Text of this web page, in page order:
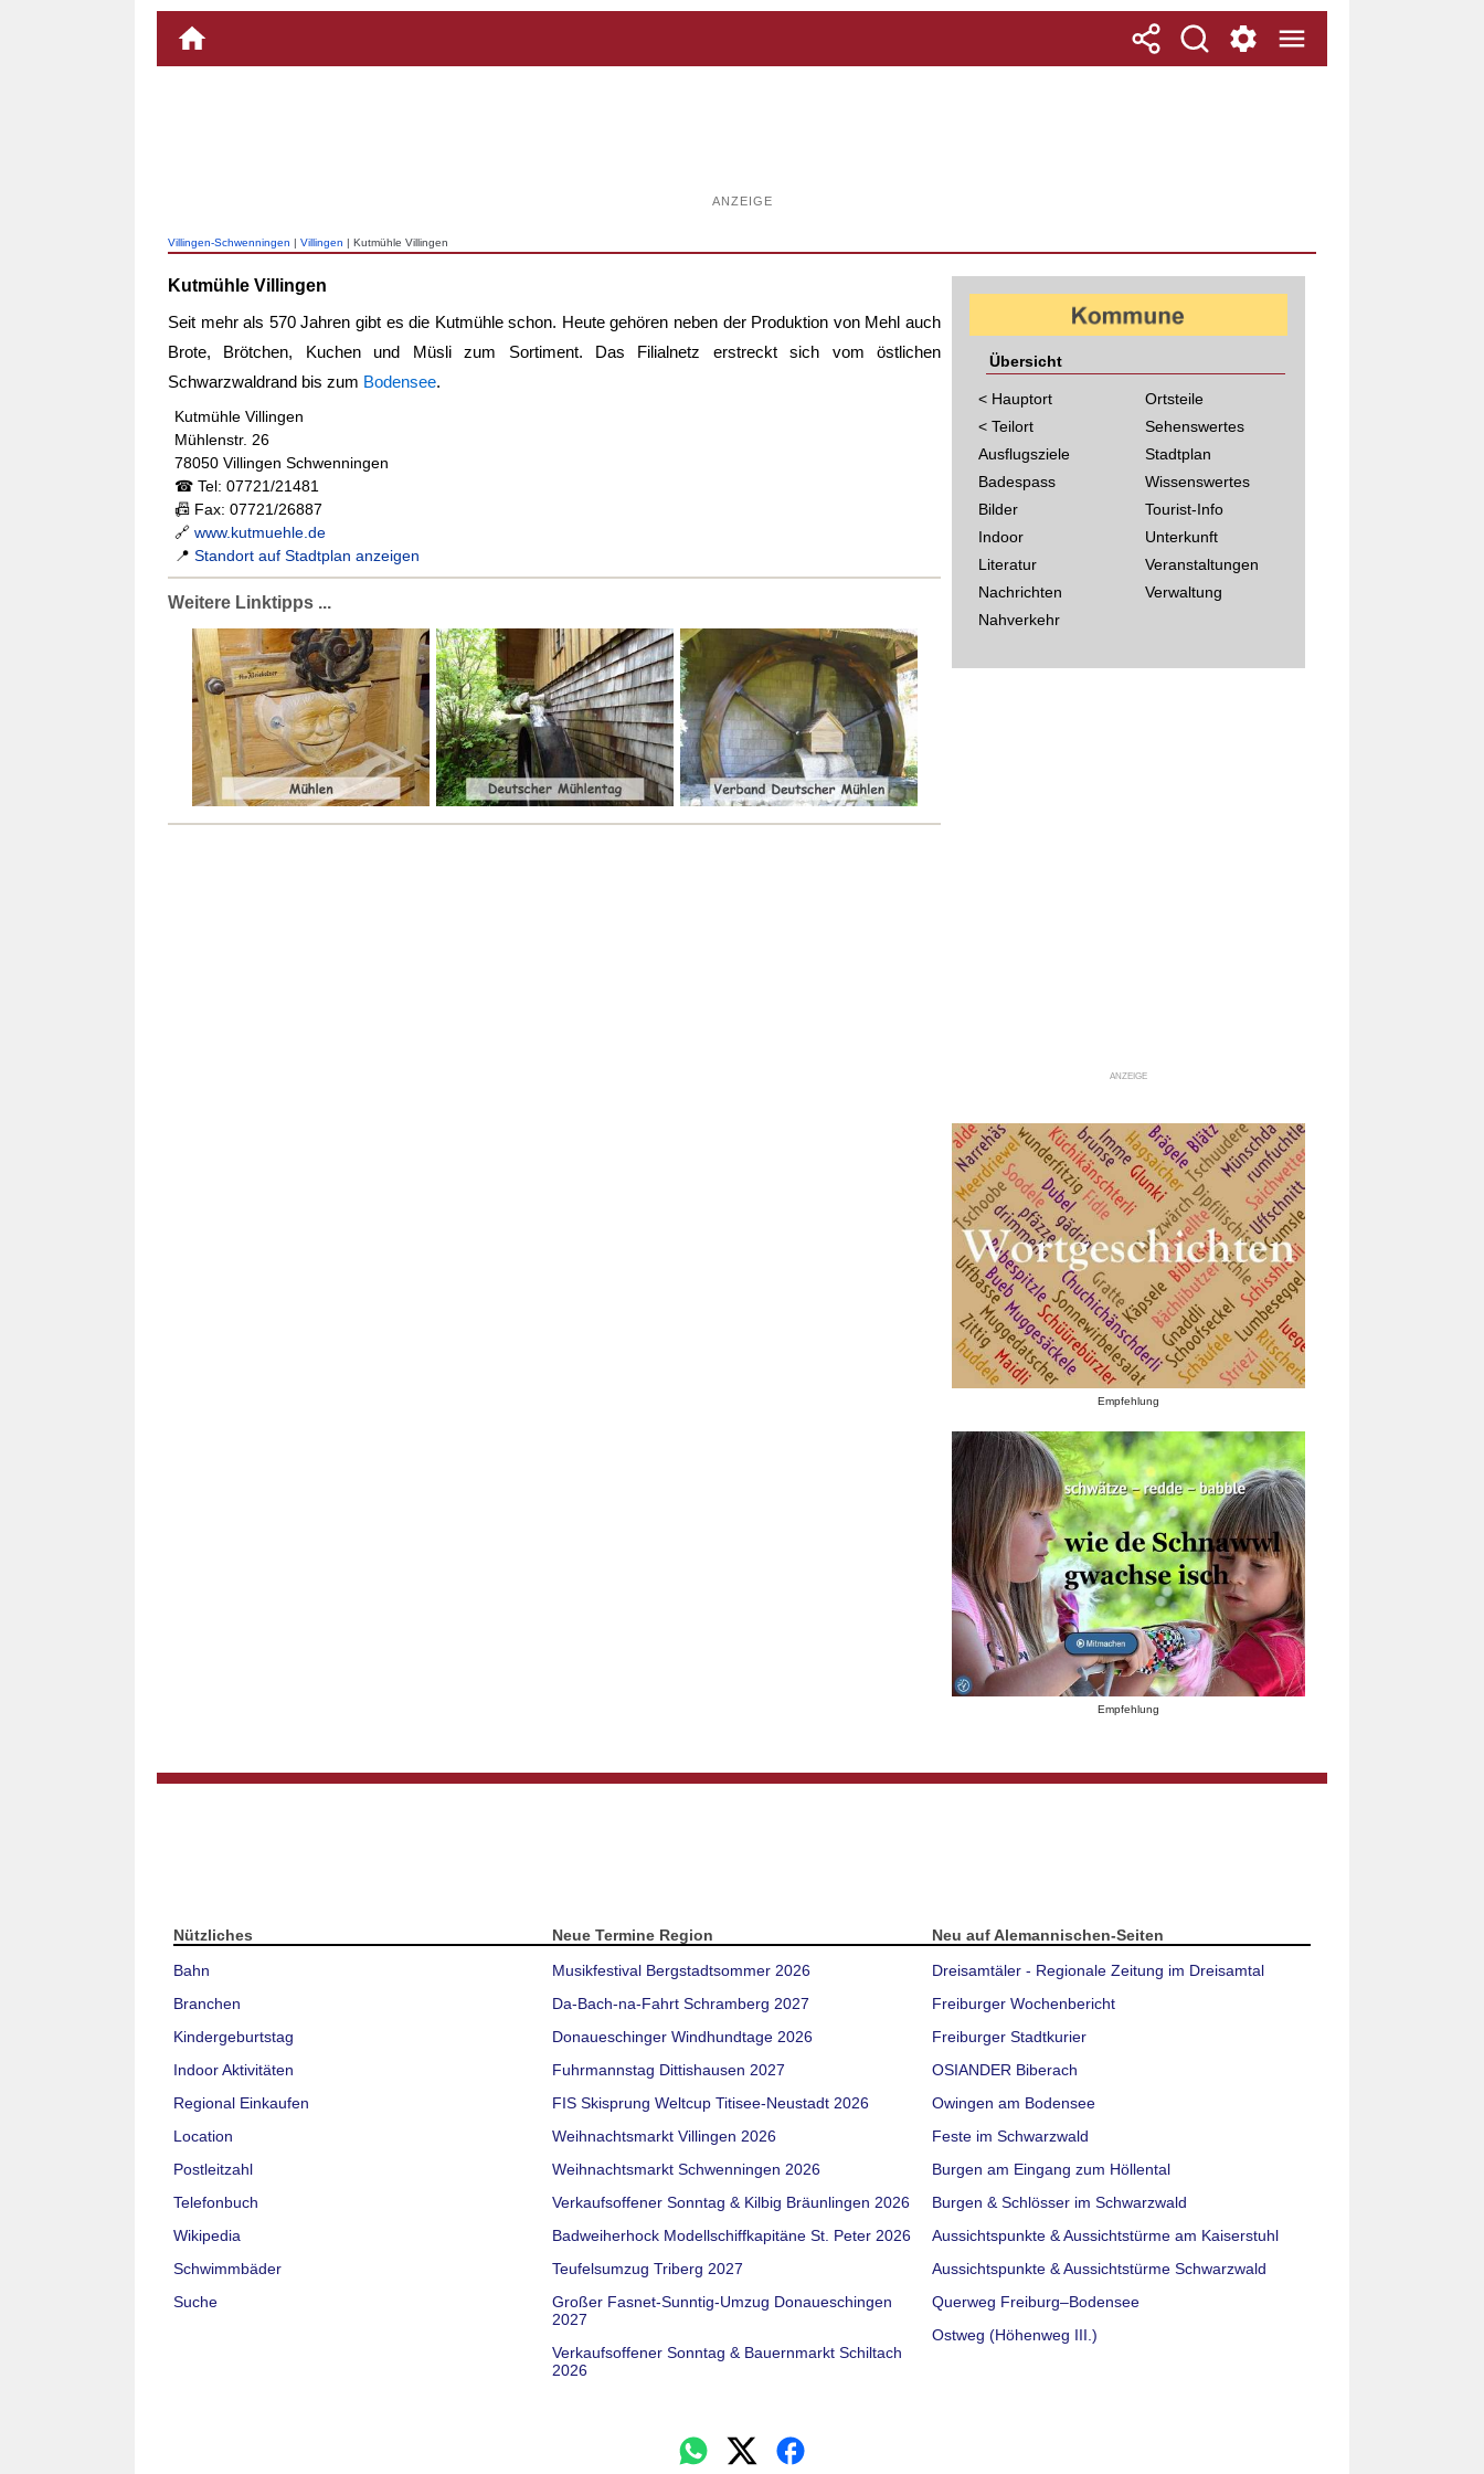
ANZEIGE
Villingen-Schwenningen | Villingen | Kutmühle Villingen
Kutmühle Villingen
Seit mehr als 570 Jahren gibt es die Kutmühle schon. Heute gehören neben der Produktion von Mehl auch
Brote, Brötchen, Kuchen und Müsli zum Sortiment. Das Filialnetz erstreckt sich vom östlichen
Schwarzwaldrand bis zum Bodensee.
Kutmühle Villingen
Mühlenstr. 26
78050 Villingen Schwenningen
☎ Tel: 07721/21481
📠 Fax: 07721/26887
🔗 www.kutmuehle.de
📍 Standort auf Stadtplan anzeigen
Weitere Linktipps ...
Übersicht
< Hauptort
< Teilort
Ausflugsziele
Badespass
Bilder
Indoor
Literatur
Nachrichten
Nahverkehr
Ortsteile
Sehenswertes
Stadtplan
Wissenswertes
Tourist-Info
Unterkunft
Veranstaltungen
Verwaltung
ANZEIGE
Empfehlung
Empfehlung
Nützliches
Bahn
Branchen
Kindergeburtstag
Indoor Aktivitäten
Regional Einkaufen
Location
Postleitzahl
Telefonbuch
Wikipedia
Schwimmbäder
Suche
Neue Termine Region
Musikfestival Bergstadtsommer 2026
Da-Bach-na-Fahrt Schramberg 2027
Donaueschinger Windhundtage 2026
Fuhrmannstag Dittishausen 2027
FIS Skisprung Weltcup Titisee-Neustadt 2026
Weihnachtsmarkt Villingen 2026
Weihnachtsmarkt Schwenningen 2026
Verkaufsoffener Sonntag & Kilbig Bräunlingen 2026
Badweiherhock Modellschiffkapitäne St. Peter 2026
Teufelsumzug Triberg 2027
Großer Fasnet-Sunntig-Umzug Donaueschingen
2027
Verkaufsoffener Sonntag & Bauernmarkt Schiltach
2026
Neu auf Alemannischen-Seiten
Dreisamtäler - Regionale Zeitung im Dreisamtal
Freiburger Wochenbericht
Freiburger Stadtkurier
OSIANDER Biberach
Owingen am Bodensee
Feste im Schwarzwald
Burgen am Eingang zum Höllental
Burgen & Schlösser im Schwarzwald
Aussichtspunkte & Aussichtstürme am Kaiserstuhl
Aussichtspunkte & Aussichtstürme Schwarzwald
Querweg Freiburg–Bodensee
Ostweg (Höhenweg III.)